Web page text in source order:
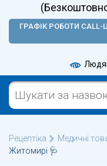
ГРАФІК РОБОТИ CALL-
Рецептіка Медичні
Житомирі 🩺